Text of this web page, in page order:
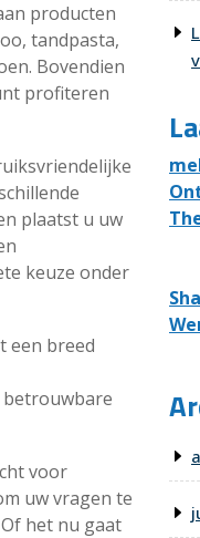
producten
tandpasta,
Bovendien
profiteren
plaatst u uw
keuze onder
een breed
voor
uw vragen te
het nu gaat